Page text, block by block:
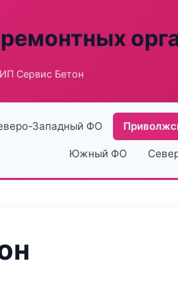
Сервис Бетон
Западный ФО
Южный ФО